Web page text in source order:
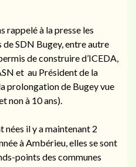
rappelé à la presse les
SDN Bugey, entre autre
de construire d’ICEDA,
et au Président de la
prolongation de Bugey vue
non à 10 ans).
il y a maintenant 2
à Ambérieu, elles se sont
points des communes